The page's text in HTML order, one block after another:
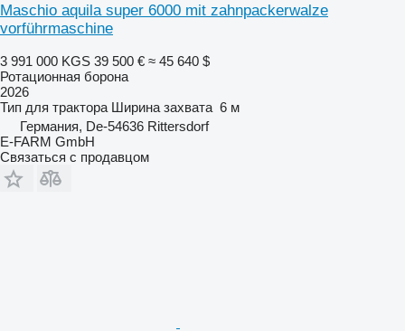
Maschio aquila super 6000 mit zahnpackerwalze
vorführmaschine
3 991 000 KGS 39 500 € ≈ 45 640 $
Ротационная борона
2026
Тип для трактора Ширина захвата 6 м
Германия, De-54636 Rittersdorf
E-FARM GmbH
Связаться с продавцом